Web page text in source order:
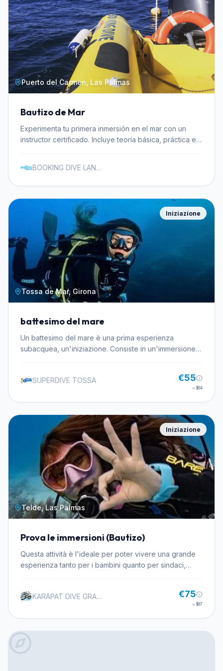
Puerto del Carmen, Las Palmas
Bautizo de Mar
Experimenta tu primera inmersión en el mar con un
instructor certificado. Incluye teoría básica, práctica en
BOOKING DIVE LANZAROTE
Iniziazione
Tossa de Mar, Girona
battesimo del mare
Un battesimo del mare è una prima esperienza
subacquea, un'iniziazione. Consiste in un'immersione
supervisionato in ogni momento da un istruttore
rilassato e controllato, proverai per la prima volta le
sensazioni di respirare sott'acqua e ti sentirai senza
peso come se fossi un astronauta. Il battesimo è
un'attività che puoi fare da solo o con il tuo partner, o
con il tuo gruppo di amici, colleghi di lavoro o familiari,
per trascorrere una giornata diversa in compagnia dei
tuoi cari o conoscere nuovi amici! E, inoltre, come si fa
a Tossa de Mar, osserverai l'incredibile vita
sottomarina che si trova qui.
SUPERDIVE TOSSA €55
≈ $64
Iniziazione
Telde, Las Palmas
Prova le immersioni (Bautizo)
Questa attività è l'ideale per poter vivere una grande
esperienza tanto per i bambini quanto per sindaci,
respirare sotto l'acqua in un ambiente rilassato,
appieno la tua esperienza di avventura con l'acqua
necessaria devi avere un buon professionista in quello
KARAPAT DIVE GRAN CANARIA €75
≈ $87